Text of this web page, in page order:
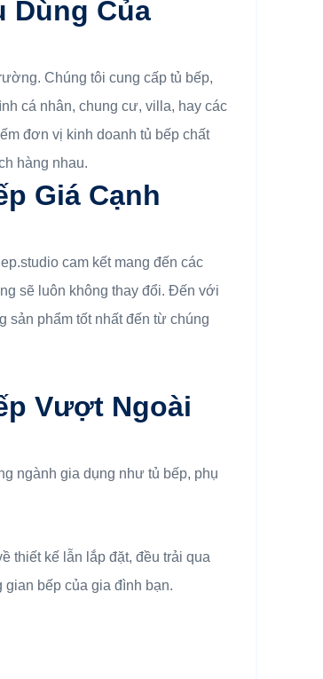
Dùng Của
Chúng tôi cung cấp tủ bếp,
cá nhân, chung cư, villa, hay các
đơn vị kinh doanh tủ bếp chất
hàng nhau.
Giá Cạnh
cam kết mang đến các
sẽ luôn không thay đổi. Đến với
sản phẩm tốt nhất đến từ chúng
Vượt Ngoài
ngành gia dụng như tủ bếp, phụ
thiết kế lẫn lắp đặt, đều trải qua
bếp của gia đình bạn.